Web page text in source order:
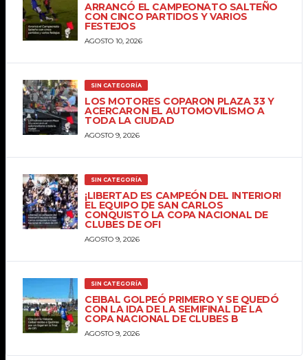
ARRANCÓ EL CAMPEONATO SALTEÑO
CON CINCO PARTIDOS Y VARIOS
FESTEJOS
AGOSTO 10, 2026
SIN CATEGORÍA
LOS MOTORES COPARON PLAZA 33 Y
ACERCARON EL AUTOMOVILISMO A
TODA LA CIUDAD
AGOSTO 9, 2026
SIN CATEGORÍA
¡LIBERTAD ES CAMPEÓN DEL INTERIOR!
EL EQUIPO DE SAN CARLOS
CONQUISTÓ LA COPA NACIONAL DE
CLUBES DE OFI
AGOSTO 9, 2026
SIN CATEGORÍA
CEIBAL GOLPEÓ PRIMERO Y SE QUEDÓ
CON LA IDA DE LA SEMIFINAL DE LA
COPA NACIONAL DE CLUBES B
AGOSTO 9, 2026